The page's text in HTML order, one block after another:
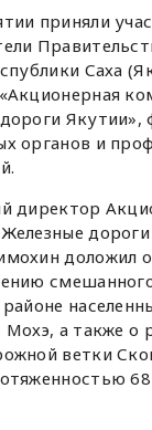
приняли
Саха
Якутии»,
органов и
директор
доложил
Мохэ, а также о
ветки